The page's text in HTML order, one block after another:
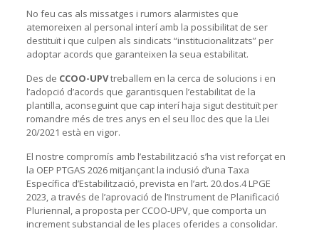
No feu cas als missatges i rumors alarmistes que
atemoreixen al personal interí amb la possibilitat de ser
destituït i que culpen als sindicats “institucionalitzats” per
adoptar acords que garanteixen la seua estabilitat.
Des de CCOO-UPVtreballem en la cerca de solucions i en
l’adopció d’acords que garantisquen l’estabilitat de la
plantilla, aconseguint que cap interí haja sigut destituït per
romandre més de tres anys en el seu lloc des que la Llei
20/2021 està en vigor.
El nostre compromís amb l’estabilització s’ha vist reforçat en
la OEP PTGAS 2026 mitjançant la inclusió d’una Taxa
Específica d’Estabilització, prevista en l’art. 20.dos.4 LPGE
2023, a través de l’aprovació de l’Instrument de Planificació
Pluriennal, a proposta per CCOO-UPV, que comporta un
increment substancial de les places oferides a consolidar.